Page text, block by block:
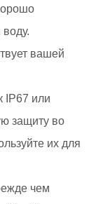
вашей
IP67 или
защиту во
их для
чем